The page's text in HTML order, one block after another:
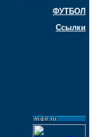
ФУТБОЛ
Ссылки